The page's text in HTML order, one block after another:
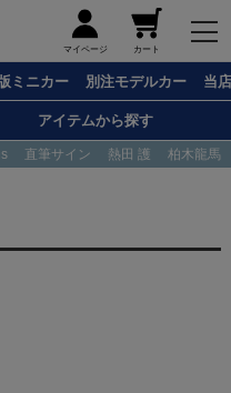
マイページ カート
ミニカー 別注モデルカー 当
アイテムから探す
直筆サイン 熱田 護 柏木龍馬